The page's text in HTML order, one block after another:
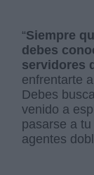
“Siempre
debes
servidores
enfrentarte
Debes
venido a
pasarse a
agentes